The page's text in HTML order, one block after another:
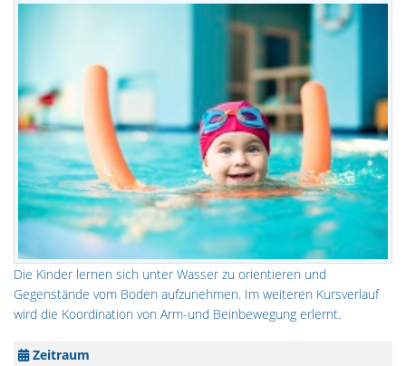
Die Kinder lernen sich unter Wasser zu orientieren und
Gegenstände vom Boden aufzunehmen. Im weiteren Kursverlauf
wird die Koordination von Arm-und Beinbewegung erlernt.
Zeitraum